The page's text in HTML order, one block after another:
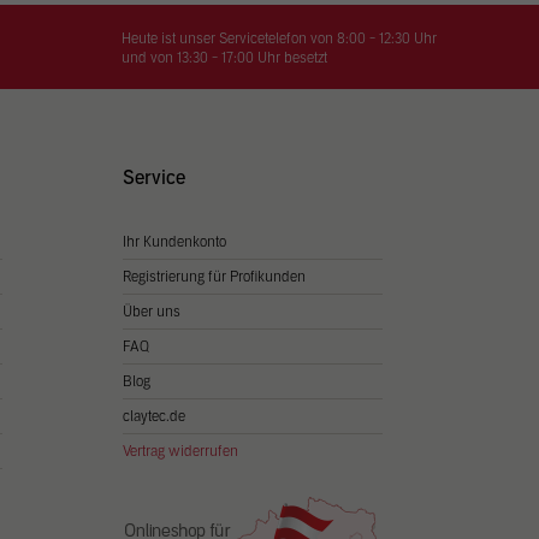
Heute ist unser Servicetelefon von 8:00 - 12:30 Uhr
und von 13:30 - 17:00 Uhr besetzt
Service
Ihr Kundenkonto
Registrierung für Profikunden
Über uns
FAQ
Blog
claytec.de
Vertrag widerrufen
Sie